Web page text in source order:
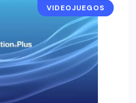
NOTICIAS
VIDEOJUEGOS